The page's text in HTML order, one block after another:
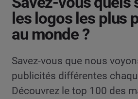
les logos les plus
au monde ?
Savez-vous que nous
publicités différentes
Découvrez le top 100 des